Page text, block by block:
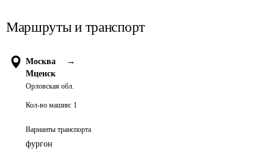
Маршруты и транспорт
Москва
→
Мценск
Орловская обл.
Кол-во машин: 1
Варианты транспорта
фургон